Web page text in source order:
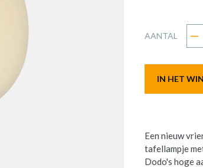
AANTAL
IN HET
Een nieuw
tafellampje
Dodo's hoge